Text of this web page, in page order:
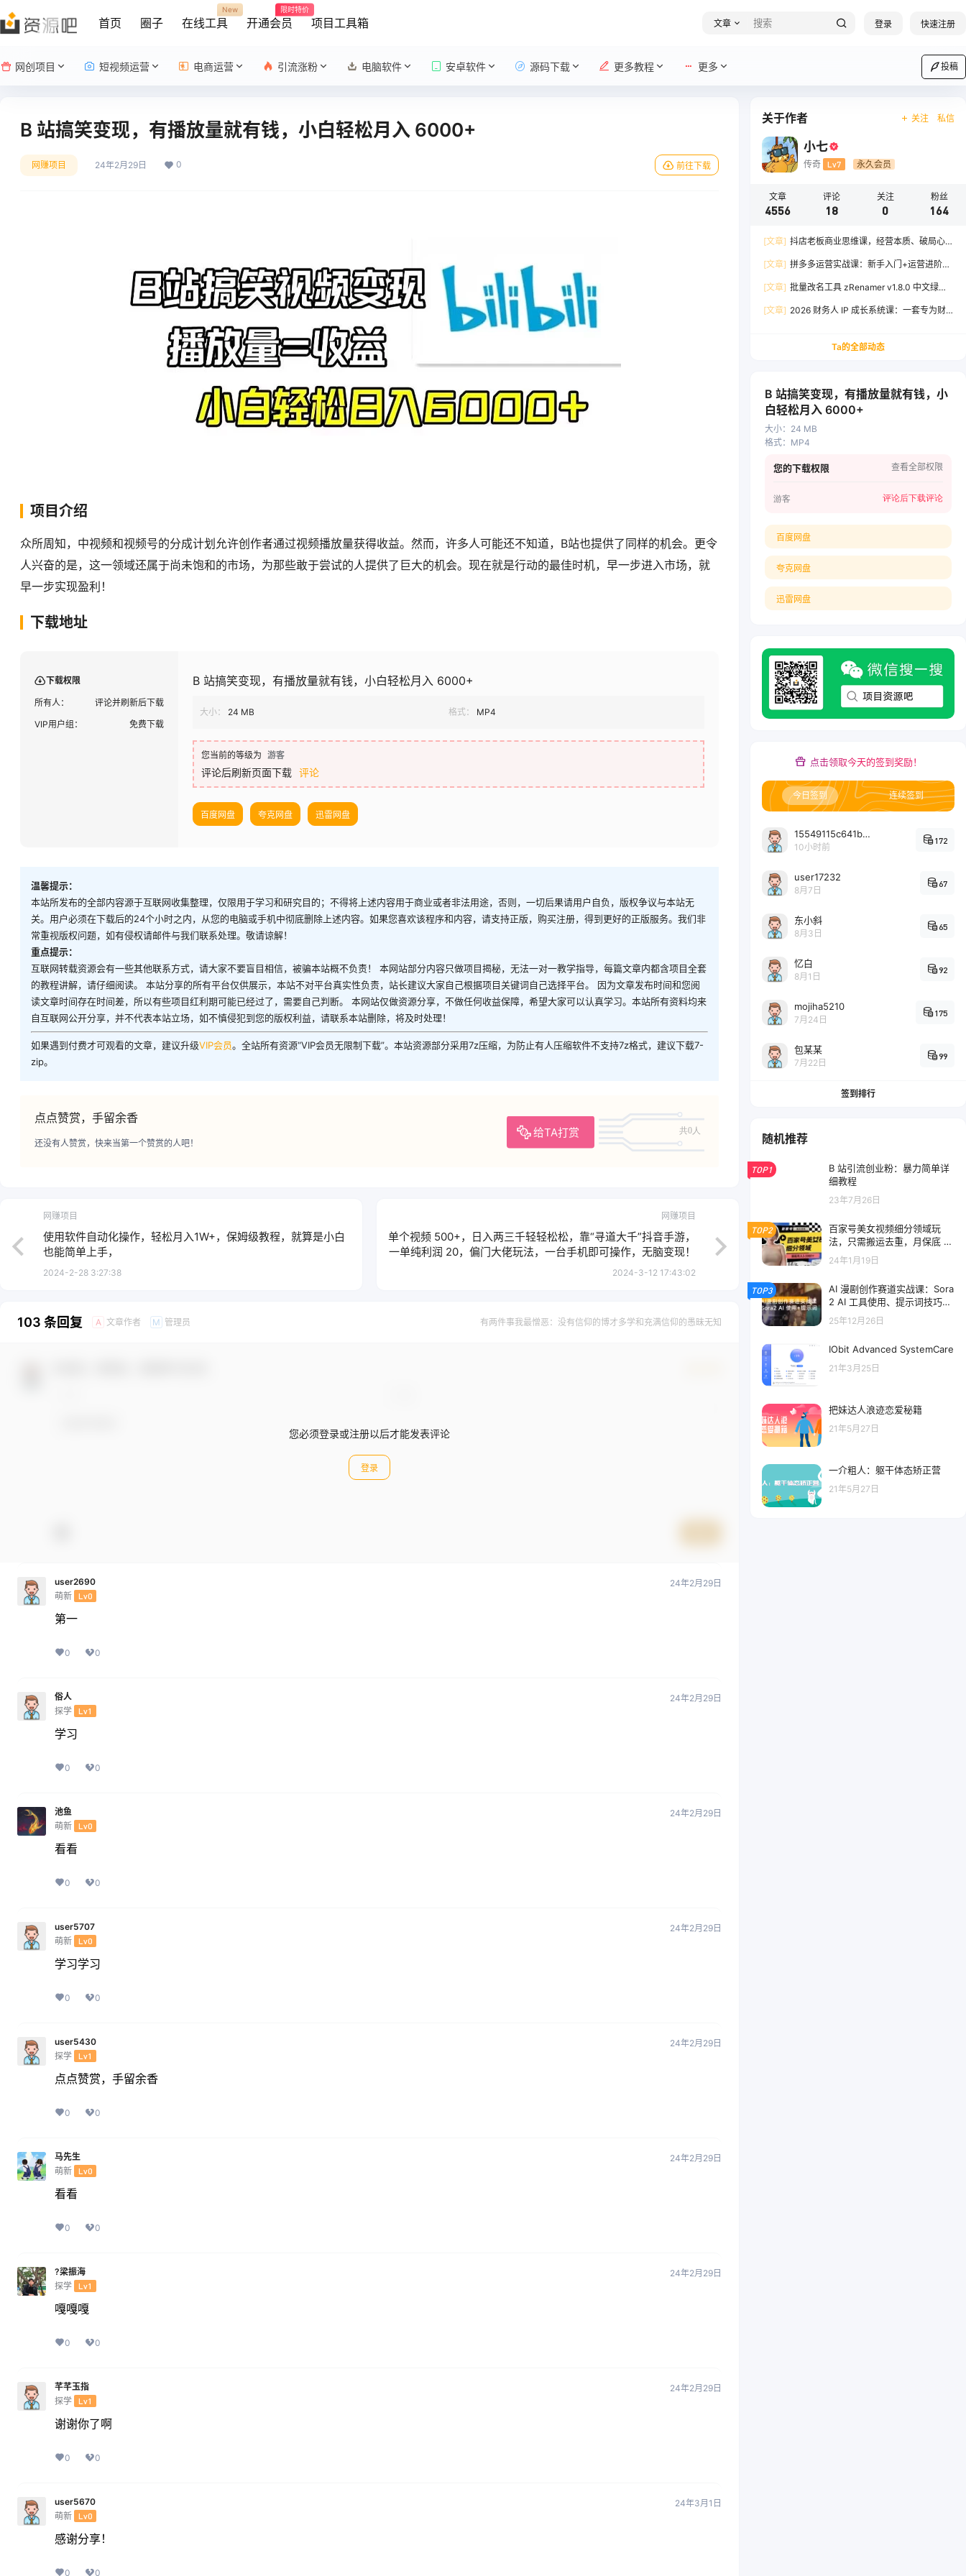
首页 圈子 在线工具
New
开通会员
限时特价
项目工具箱 文章 登录 快速注册
网创项目 短视频运营 电商运营 引流涨粉 电脑软件 安卓软件 源码下载 更多教程 更多 投稿
B 站搞笑变现，有播放量就有钱，小白轻松月入 6000+
网赚项目 24年2月29日 0 前往下载
项目介绍
众所周知，中视频和视频号的分成计划允许创作者通过视频播放量获得收益。然而，许多人可能还不知道，B站也提供了同样的机会。更令
人兴奋的是，这一领域还属于尚未饱和的市场，为那些敢于尝试的人提供了巨大的机会。现在就是行动的最佳时机，早一步进入市场，就
早一步实现盈利！
下载地址
下载权限
所有人：
评论并刷新后下载
VIP用户组：
免费下载
B 站搞笑变现，有播放量就有钱，小白轻松月入 6000+
大小： 24 MB 格式： MP4
您当前的等级为 游客
评论后刷新页面下载 评论
百度网盘 夸克网盘 迅雷网盘
温馨提示：
本站所发布的全部内容源于互联网收集整理，仅限用于学习和研究目的；不得将上述内容用于商业或者非法用途，否则，一切后果请用户自负，版权争议与本站无
关。用户必须在下载后的24个小时之内，从您的电脑或手机中彻底删除上述内容。如果您喜欢该程序和内容，请支持正版，购买注册，得到更好的正版服务。我们非
常重视版权问题，如有侵权请邮件与我们联系处理。敬请谅解！
重点提示：
互联网转载资源会有一些其他联系方式，请大家不要盲目相信，被骗本站概不负责！ 本网站部分内容只做项目揭秘，无法一对一教学指导，每篇文章内都含项目全套
的教程讲解，请仔细阅读。 本站分享的所有平台仅供展示，本站不对平台真实性负责，站长建议大家自己根据项目关键词自己选择平台。 因为文章发布时间和您阅
读文章时间存在时间差，所以有些项目红利期可能已经过了，需要自己判断。 本网站仅做资源分享，不做任何收益保障，希望大家可以认真学习。本站所有资料均来
自互联网公开分享，并不代表本站立场，如不慎侵犯到您的版权利益，请联系本站删除，将及时处理！
如果遇到付费才可观看的文章，建议升级VIP会员。全站所有资源“VIP会员无限制下载”。本站资源部分采用7z压缩，为防止有人压缩软件不支持7z格式，建议下载7-
zip。
点点赞赏，手留余香
给TA打赏 共0人
还没有人赞赏，快来当第一个赞赏的人吧！
网赚项目
使用软件自动化操作，轻松月入1W+，保姆级教程，就算是小白
也能简单上手，
2024-2-28 3:27:38
网赚项目
单个视频 500+，日入两三千轻轻松松，靠“寻道大千”抖音手游，
一单纯利润 20，偏门大佬玩法，一台手机即可操作，无脑变现！
2024-3-12 17:43:02
103 条回复 A 文章作者 M 管理员 有两件事我最憎恶：没有信仰的博才多学和充满信仰的愚昧无知
您必须登录或注册以后才能发表评论
登录
user2690
萌新 Lv0
24年2月29日
第一
0 0
俗人
探学 Lv1
24年2月29日
学习
0 0
池鱼
萌新 Lv0
24年2月29日
看看
0 0
user5707
萌新 Lv0
24年2月29日
学习学习
0 0
user5430
探学 Lv1
24年2月29日
点点赞赏，手留余香
0 0
马先生
萌新 Lv0
24年2月29日
看看
0 0
?梁振海
探学 Lv1
24年2月29日
嘎嘎嘎
0 0
芊芊玉指
探学 Lv1
24年2月29日
谢谢你了啊
0 0
user5670
萌新 Lv0
24年3月1日
感谢分享！
0 0
关于作者 关注 私信
小七
传奇 Lv7 永久会员
文章
4556
评论
18
关注
0
粉丝
164
[文章] 抖店老板商业思维课，经营本质、破局心
增
[文章] 拼多多运营实战课：新手入门+运营进阶、
出百单
[文章] 批量改名工具 zRenamer v1.8.0 中文绿色
[文章] 2026 财务人 IP 成长系统课：一套专为财
Ta的全部动态
B 站搞笑变现，有播放量就有钱，小
白轻松月入 6000+
大小： 24 MB
格式： MP4
您的下载权限 查看全部权限
游客 评论后下载评论
百度网盘
夸克网盘
迅雷网盘
点击领取今天的签到奖励！
今日签到 连续签到
15549115c641bc6524e64d1d800349ec7396
10小时前
172
user17232
8月7日
67
东小斜
8月3日
65
忆白
8月1日
92
mojiha5210
7月24日
175
包某某
7月22日
99
签到排行
随机推荐
TOP1
B 站引流创业粉：暴力简单详
细教程
23年7月26日
TOP2
百家号美女视频细分领域玩
法，只需搬运去重，月保底 3-
5000+
24年1月19日
TOP3
AI 漫剧创作赛道实战课：Sora
2 AI 工具使用、提示词技巧、
多路径变现，小白月入过万
25年12月26日
IObit Advanced SystemCare
21年3月25日
把妹达人浪迹恋爱秘籍
21年5月27日
一介粗人：躯干体态矫正营
21年5月27日